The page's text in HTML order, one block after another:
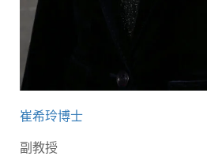
崔希玲博士
副教授